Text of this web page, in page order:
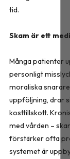
tid.
Skam är ett
Många patienter
personligt
moraliska
uppföljning, drar
kosttillskott.
med vården –
förstärker ofta
systemet är